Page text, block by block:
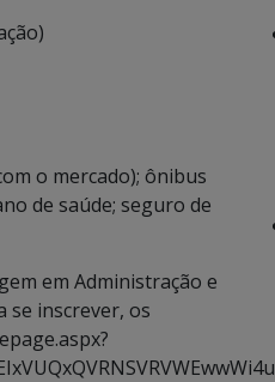
o mercado); ônibus
de saúde; seguro de
em Administração e
se inscrever, os